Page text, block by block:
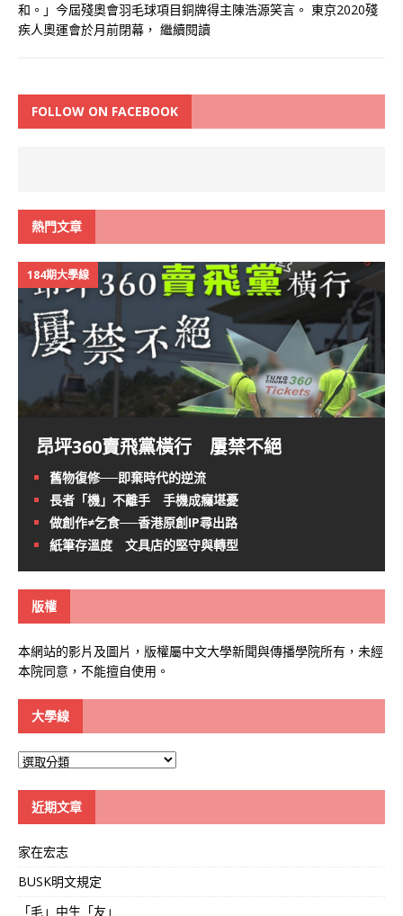
和。」今屆殘奧會羽毛球項目銅牌得主陳浩源笑言。 東京2020殘
疾人奧運會於月前閉幕， 繼續閱讀
FOLLOW ON FACEBOOK
熱門文章
184期大學線
昂坪360賣飛黨橫行 屢禁不絕
舊物復修──即棄時代的逆流
長者「機」不離手 手機成癮堪憂
做創作≠乞食──香港原創IP尋出路
紙筆存溫度 文具店的堅守與轉型
版權
本網站的影片及圖片，版權屬中文大學新聞與傳播學院所有，未經
本院同意，不能擅自使用。
大學線
大
近期文章
家在宏志
BUSK明文規定
「毛」中生「友」